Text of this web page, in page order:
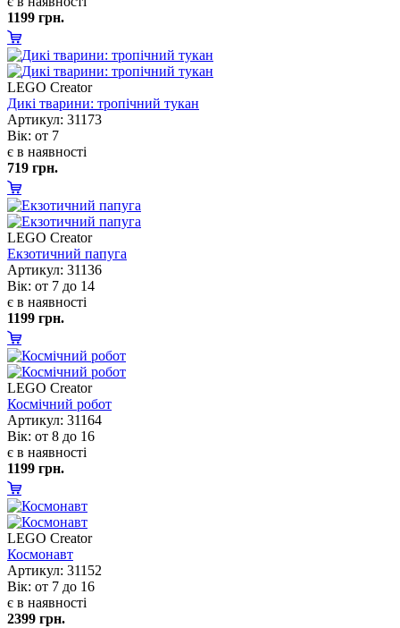
1199 грн.
LEGO Creator
Дикі тварини: тропічний тукан
Артикул: 31173
ік: от 7
є в наявності
719 грн.
LEGO Creator
Екзотичний папуга
Артикул: 31136
ік: от 7 до 14
є в наявності
1199 грн.
LEGO Creator
Космічний робот
Артикул: 31164
ік: от 8 до 16
є в наявності
1199 грн.
LEGO Creator
Космонавт
Артикул: 31152
ік: от 7 до 16
є в наявності
2399 грн.